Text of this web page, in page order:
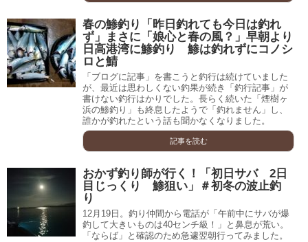
春の鯵釣り「昨日釣れても今日は釣れ
ず」まさに「娘心と春の風？」早朝より
日高港湾に鯵釣り 鯵は釣れずにコノシ
ロと鯖
「ブログに記事」を書こうと釣行は続けていました
が、最近は思わしくない釣果が続き「釣行記事」が
書けない釣行はかりでした。長らく続いた「煙樹ヶ
浜の鯵釣り」も終息したようで「釣れません」し、
誰かが釣れたという話も聞かなくなりました。
記事を読む
おかず釣り師が行く！「初日サバ 2日
目じっくり 鯵狙い」＃初冬の波止釣
り
12月19日。釣り仲間から電話が「午前中にサバが爆
釣して大きいものは40センチ級！」と鼻息が荒い。
「ならば」と確認のため急遽翌朝行ってみました。